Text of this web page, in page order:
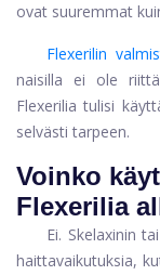
ovat suuremmat
Flexerilin
naisilla ei ole
Flexerilia tulisi
selvästi tarpeen.
Voinko
Flexerilia
Ei. Skelaxinin
haittavaikutuksia,